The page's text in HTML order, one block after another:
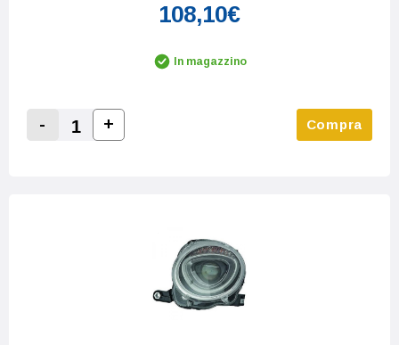
108,10€
In magazzino
Decrease Quantity:
-
Increase Quantity:
+ Compra